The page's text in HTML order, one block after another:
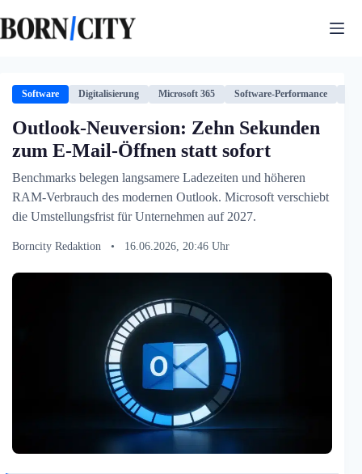
Inhalt
springen
Software Digitalisierung Microsoft 365 Software-Performance
Outlook-Neuversion: Zehn Sekunden
zum E-Mail-Öffnen statt sofort
Benchmarks belegen langsamere Ladezeiten und höheren
RAM-Verbrauch des modernen Outlook. Microsoft verschiebt
die Umstellungsfrist für Unternehmen auf 2027.
Borncity Redaktion • 16.06.2026, 20:46 Uhr